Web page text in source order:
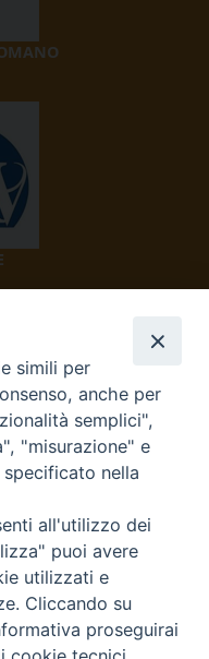
10015 Ivrea (To) Tel.
simili per
anche per
semplici",
"misurazione" e
nella
all'utilizzo dei
puoi avere
utilizzati e
Cliccando su
proseguirai